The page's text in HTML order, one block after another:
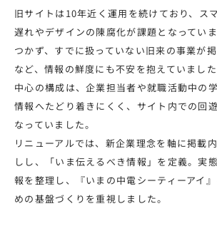
旧サイトは10年近く運用を続けており、ス
遅れやデザインの陳腐化が課題となってい
つかず、すでに扱っていない旧来の事業が
など、情報の鮮度にも不安を抱えていまし
中心の構成は、企業担当者や就職活動中の
情報へたどり着きにくく、サイト内での回
なっていました。
リニューアルでは、新企業理念を軸に掲載
しし、「いま伝えるべき情報」を定義。実
報を整理し、『いまの中電シーティーアイ
めの基盤づくりを重視しました。